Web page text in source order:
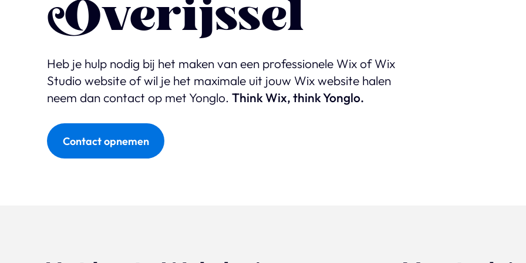
Overijssel
Heb je hulp nodig bij het maken van een professionele Wix of Wix
Studio website of wil je het maximale uit jouw Wix website halen
neem dan contact op met Yonglo. Think Wix, think Yonglo.
Contact opnemen